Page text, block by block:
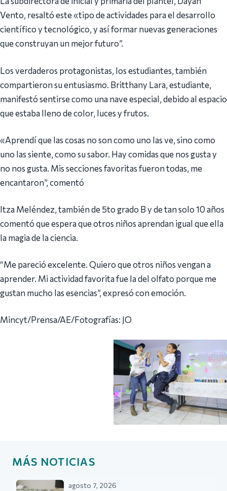
Vento, resaltó este «tipo de actividades para el desarrollo
científico y tecnológico, y así formar nuevas generaciones
que construyan un mejor futuro”.
Los verdaderos protagonistas, los estudiantes, también
compartieron su entusiasmo. Britthany Lara, estudiante,
manifestó sentirse como una nave especial, debido al espacio
que estaba lleno de color, luces y frutos.
«Aprendí que las cosas no son como uno las ve, sino como
uno las siente, como su sabor. Hay comidas que nos gusta y
no nos gusta. Mis secciones favoritas fueron todas, me
encantaron”, comentó
Itza Meléndez, también de 5to grado B y de tan solo 10 años
comentó que espera que otros niños aprendan igual que ella
la magia de la ciencia.
“Me pareció excelente. Quiero que otros niños vengan a
aprender. Mi actividad favorita fue la del olfato porque me
gustan mucho las esencias”, expresó con emoción.
Mincyt/Prensa/AE/Fotografías: JO
MÁS NOTICIAS
agosto 7, 2026